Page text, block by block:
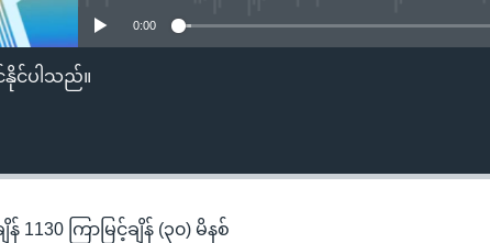
0:00
နိုင်ပါသည်။
ကြာမြင့်ချိန် (၃၀) မိနစ်